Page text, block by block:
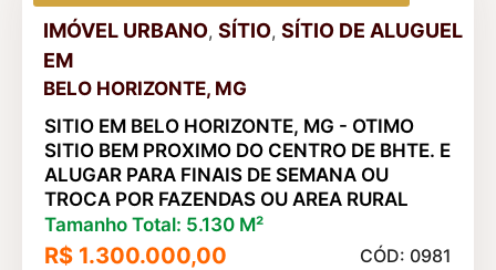
IMÓVEL URBANO, SÍTIO, SÍTIO DE ALUGUEL
EM
BELO HORIZONTE, MG
SITIO EM BELO HORIZONTE, MG - OTIMO
SITIO BEM PROXIMO DO CENTRO DE BHTE. E
ALUGAR PARA FINAIS DE SEMANA OU
TROCA POR FAZENDAS OU AREA RURAL
Tamanho Total: 5.130 M²
R$ 1.300.000,00 CÓD: 0981